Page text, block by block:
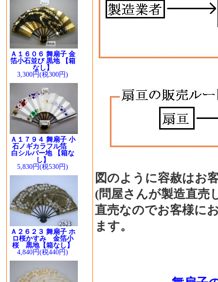
Ａ１６０６ 舞扇子 金
箔小石並び 黒地 【箱
なし】
3,300円(税300円)
Ａ１７９４ 舞扇子 小
石ノギカラフル箔
白シルバー地 【箱な
し】
5,830円(税530円)
Ａ２６２３ 舞扇子 ホ
ロ桜かすみ 金箔小
桜 黒地【箱なし】
4,840円(税440円)
図のように容赦はお
(問屋さんが製造直売
直売なのでお客様に
ます。